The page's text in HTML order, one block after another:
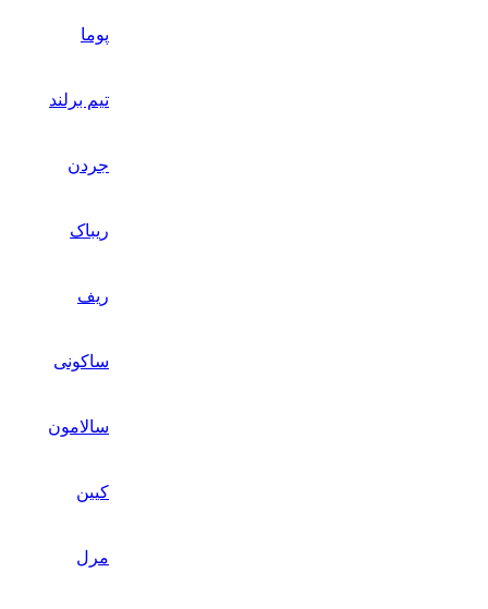
پوما
تیم برلند
جردن
ریباک
ریف
ساکونی
سالامون
کیین
مرل